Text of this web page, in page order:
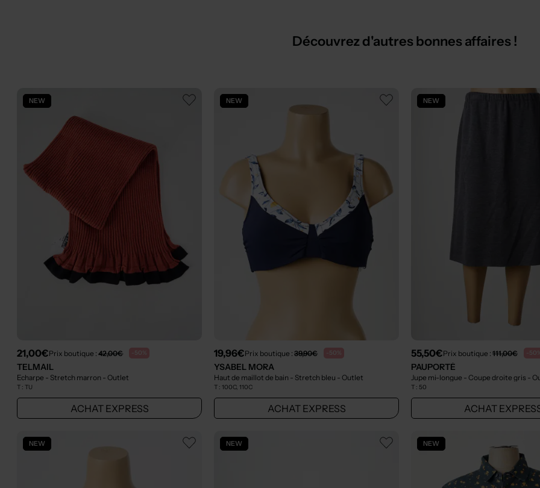
Découvrez d'autres bonnes affaires !
NEW
21,00€Prix boutique :42,00€ -50%
TELMAIL
Echarpe - Stretch marron - Outlet
T : TU
ACHAT EXPRESS
NEW
19,96€Prix boutique :39,90€ -50%
YSABEL MORA
Haut de maillot de bain - Stretch bleu - Outlet
T :100C, 110C
ACHAT EXPRESS
NEW
55,50€Prix boutique : 111,00€ -
PAUPORTÉ
Jupe mi-longue - Coupe droite gris -
T : 50
ACHAT
NEW NEW NEW